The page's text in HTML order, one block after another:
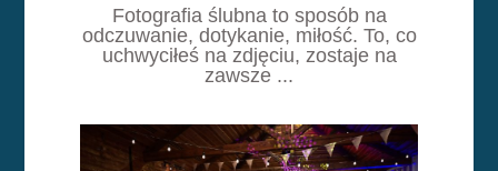
Fotografia ślubna to sposób na
odczuwanie, dotykanie, miłość. To, co
uchwyciłeś na zdjęciu, zostaje na
zawsze ...